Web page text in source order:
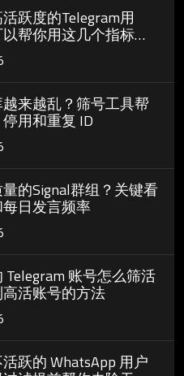
跃度的Telegram用
帮你用这几个指标轻
越来越乱？筛号工具帮
用和重复 ID
的Signal群组？关键看
日发言频率
账号怎么筛活
活账号的方法
跃的 WhatsApp 用户